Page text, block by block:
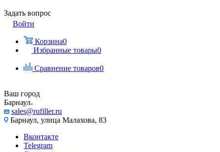
Задать вопрос
Войти
Корзина0
Избранные товары0
Сравнение товаров0
Ваш город
Барнаул
sales@rufiller.ru
Барнаул, улица Малахова, 83
Вконтакте
Telegram